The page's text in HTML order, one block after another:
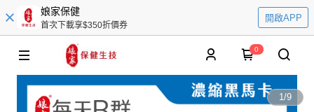
娘家保健
首次下載享$350折價券
開啟APP
0
1/9